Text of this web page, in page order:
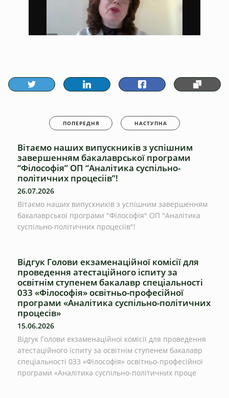
ПОПЕРЕДНЯ НАСТУПНА
Вітаємо наших випускників з успішним
завершенням бакалаврської програми
“Філософія” ОП “Аналітика суспільно-
політичних процесіів”!
26.07.2026
Вітаємо наших випускників з успішним завершенням
бакалаврської програми "Філософія" ОП "Аналітика
суспільно-політичних процесіів"!
Відгук Голови екзаменаційної комісії для
проведення атестаційного іспиту за
освітнім ступенем бакалавр спеціальності
033 «Філософія» освітньо-професійної
програми «Аналітика суспільно-політичних
процесів»
15.06.2026
Відгук Голови екзаменаційної комісії для проведення
атестаційного іспиту за освітнім ступенем бакалавр
спеціальності 033 «Філософія» освітньо-професійної
програми «Аналітика суспільно-політичних проце